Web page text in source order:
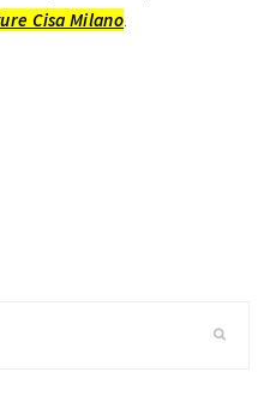
Cisa Milano.